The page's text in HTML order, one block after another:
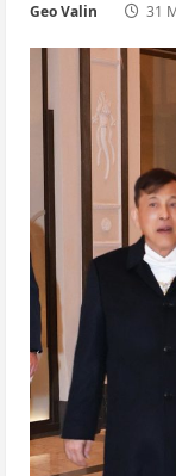
Geo Valin 31